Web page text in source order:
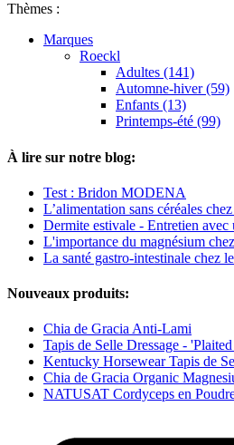
Thèmes :
Marques
Roeckl
Adultes (141)
Automne-hiver (59)
Enfants (13)
Printemps-été (99)
À lire sur notre blog:
Test : Bridon MODENA
L’alimentation sans céréales
Dermite estivale - Entretien avec
L'importance du magnésium
La santé gastro-intestinale chez
Nouveaux produits:
Chia de Gracia Anti-Lami
Tapis de Selle Dressage -
Kentucky Horsewear Tapis de
Chia de Gracia Organic
NATUSAT Cordyceps en